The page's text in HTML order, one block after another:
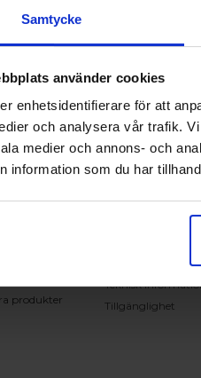
Samtycke
använder cookies
enhetsidentifierare för att
och analysera vår trafik.
medier och annons- och
information som du har
konto
produkter
Kundservice
Kontakta oss
Beställning och
Teknisk
Tillgänglighet